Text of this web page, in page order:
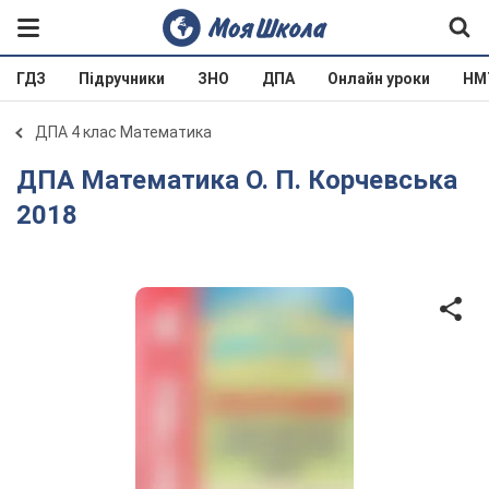
ГДЗ Підручники ЗНО ДПА Онлайн уроки
ДПА 4 клас Математика
ДПА Математика О. П. Корчевська
2018